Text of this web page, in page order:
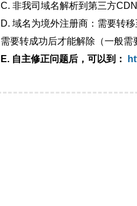
C. 非我司域名解析到第三方
D. 域名为境外注册商：需要转
需要转成功后才能解除（一般需
E. 自主修正问题后，可以到：